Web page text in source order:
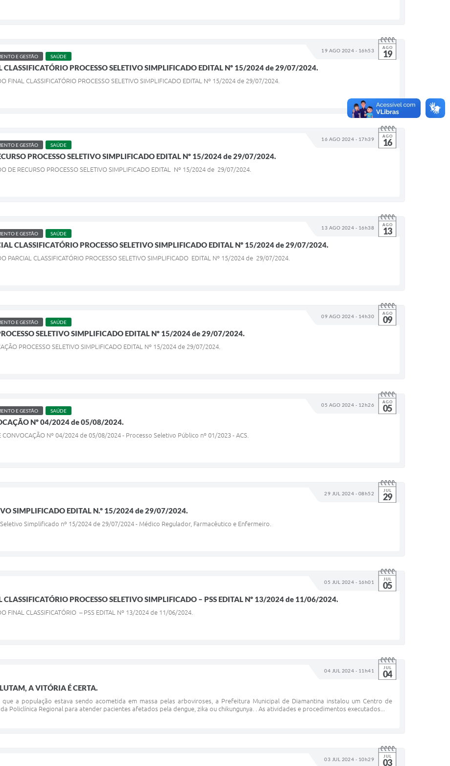
19 AGO 2024 - 16h53 AGO
19
E GESTÃO SAÚDE
CLASSIFICATÓRIO PROCESSO SELETIVO SIMPLIFICADO EDITAL Nº 15/2024 de 29/07/2024.
FINAL CLASSIFICATÓRIO PROCESSO SELETIVO SIMPLIFICADO EDITAL Nº 15/2024 de 29/07/2024.
16 AGO 2024 - 17h39 AGO
16
E GESTÃO SAÚDE
PROCESSO SELETIVO SIMPLIFICADO EDITAL Nº 15/2024 de 29/07/2024.
DE RECURSO PROCESSO SELETIVO SIMPLIFICADO EDITAL Nº 15/2024 de 29/07/2024.
13 AGO 2024 - 16h38 AGO
13
E GESTÃO SAÚDE
CLASSIFICATÓRIO PROCESSO SELETIVO SIMPLIFICADO EDITAL Nº 15/2024 de 29/07/2024.
PARCIAL CLASSIFICATÓRIO PROCESSO SELETIVO SIMPLIFICADO EDITAL Nº 15/2024 de 29/07/2024.
09 AGO 2024 - 14h30 AGO
09
E GESTÃO SAÚDE
SELETIVO SIMPLIFICADO EDITAL Nº 15/2024 de 29/07/2024.
PROCESSO SELETIVO SIMPLIFICADO EDITAL Nº 15/2024 de 29/07/2024.
05 AGO 2024 - 12h26 AGO
05
E GESTÃO SAÚDE
Nº 04/2024 de 05/08/2024.
CONVOCAÇÃO Nº 04/2024 de 05/08/2024 - Processo Seletivo Público nº 01/2023 - ACS.
29 JUL 2024 - 08h52 JUL
29
SIMPLIFICADO EDITAL N.º 15/2024 de 29/07/2024.
Simplificado nº 15/2024 de 29/07/2024 - Médico Regulador, Farmacêutico e Enfermeiro.
05 JUL 2024 - 16h01 JUL
05
CLASSIFICATÓRIO PROCESSO SELETIVO SIMPLIFICADO – PSS EDITAL Nº 13/2024 de 11/06/2024.
FINAL CLASSIFICATÓRIO – PSS EDITAL Nº 13/2024 de 11/06/2024.
04 JUL 2024 - 11h41 JUL
04
A VITÓRIA É CERTA.
a população estava sendo acometida em massa pelas arboviroses, a Prefeitura Municipal de Diamantina instalou um Centro de
Policlínica Regional para atender pacientes afetados pela dengue, zika ou chikungunya. . As atividades e procedimentos executados...
03 JUL 2024 - 10h29 JUL
03